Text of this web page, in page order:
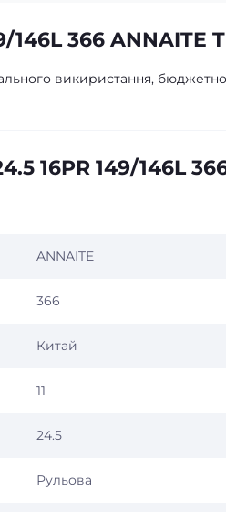
146L 366 ANNAITE
викиристання,
16PR 149/146L
ANNAITE
366
Китай
11
24.5
Рульова